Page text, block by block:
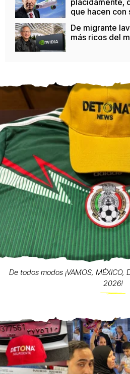
plácidamente,
que hacen con
De migrante
más ricos del
De todos modos ¡VAMOS, MÉXICO,
2026!